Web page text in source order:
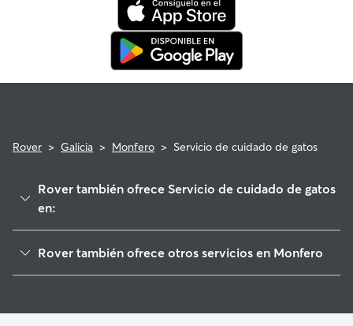
veterinaria que cumpla con los requisitos.
Rover > Galicia > Monfero > Servicio de cuidado de gatos
Rover también ofrece Servicio de cuidado de gatos
en:
A Capela
Rover también ofrece otros servicios en Monfero